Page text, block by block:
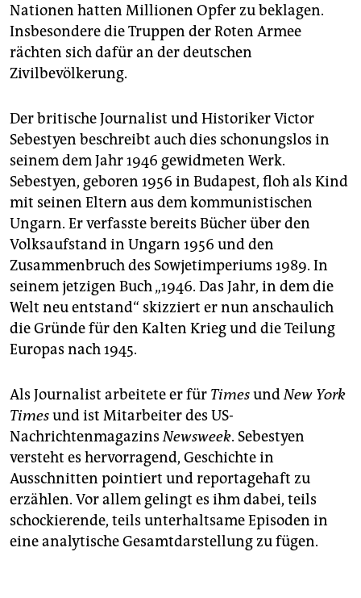
Nationen hatten Millionen Opfer zu beklagen.
Insbesondere die Truppen der Roten Armee
rächten sich dafür an der deutschen
Zivilbevölkerung.
Der britische Journalist und Historiker Victor
Sebestyen beschreibt auch dies schonungslos in
seinem dem Jahr 1946 gewidmeten Werk.
Sebestyen, geboren 1956 in Budapest, floh als Kind
mit seinen Eltern aus dem kommunistischen
Ungarn. Er verfasste bereits Bücher über den
Volksaufstand in Ungarn 1956 und den
Zusammenbruch des Sowjetimperiums 1989. In
seinem jetzigen Buch „1946. Das Jahr, in dem die
Welt neu entstand“ skizziert er nun anschaulich
die Gründe für den Kalten Krieg und die Teilung
Europas nach 1945.
Als Journalist arbeitete er für TimesundNew York
Timesund ist Mitarbeiter des US-
NachrichtenmagazinsNewsweek. Sebestyen
versteht es hervorragend, Geschichte in
Ausschnitten pointiert und reportagehaft zu
erzählen. Vor allem gelingt es ihm dabei, teils
schockierende, teils unterhaltsame Episoden in
eine analytische Gesamtdarstellung zu fügen.